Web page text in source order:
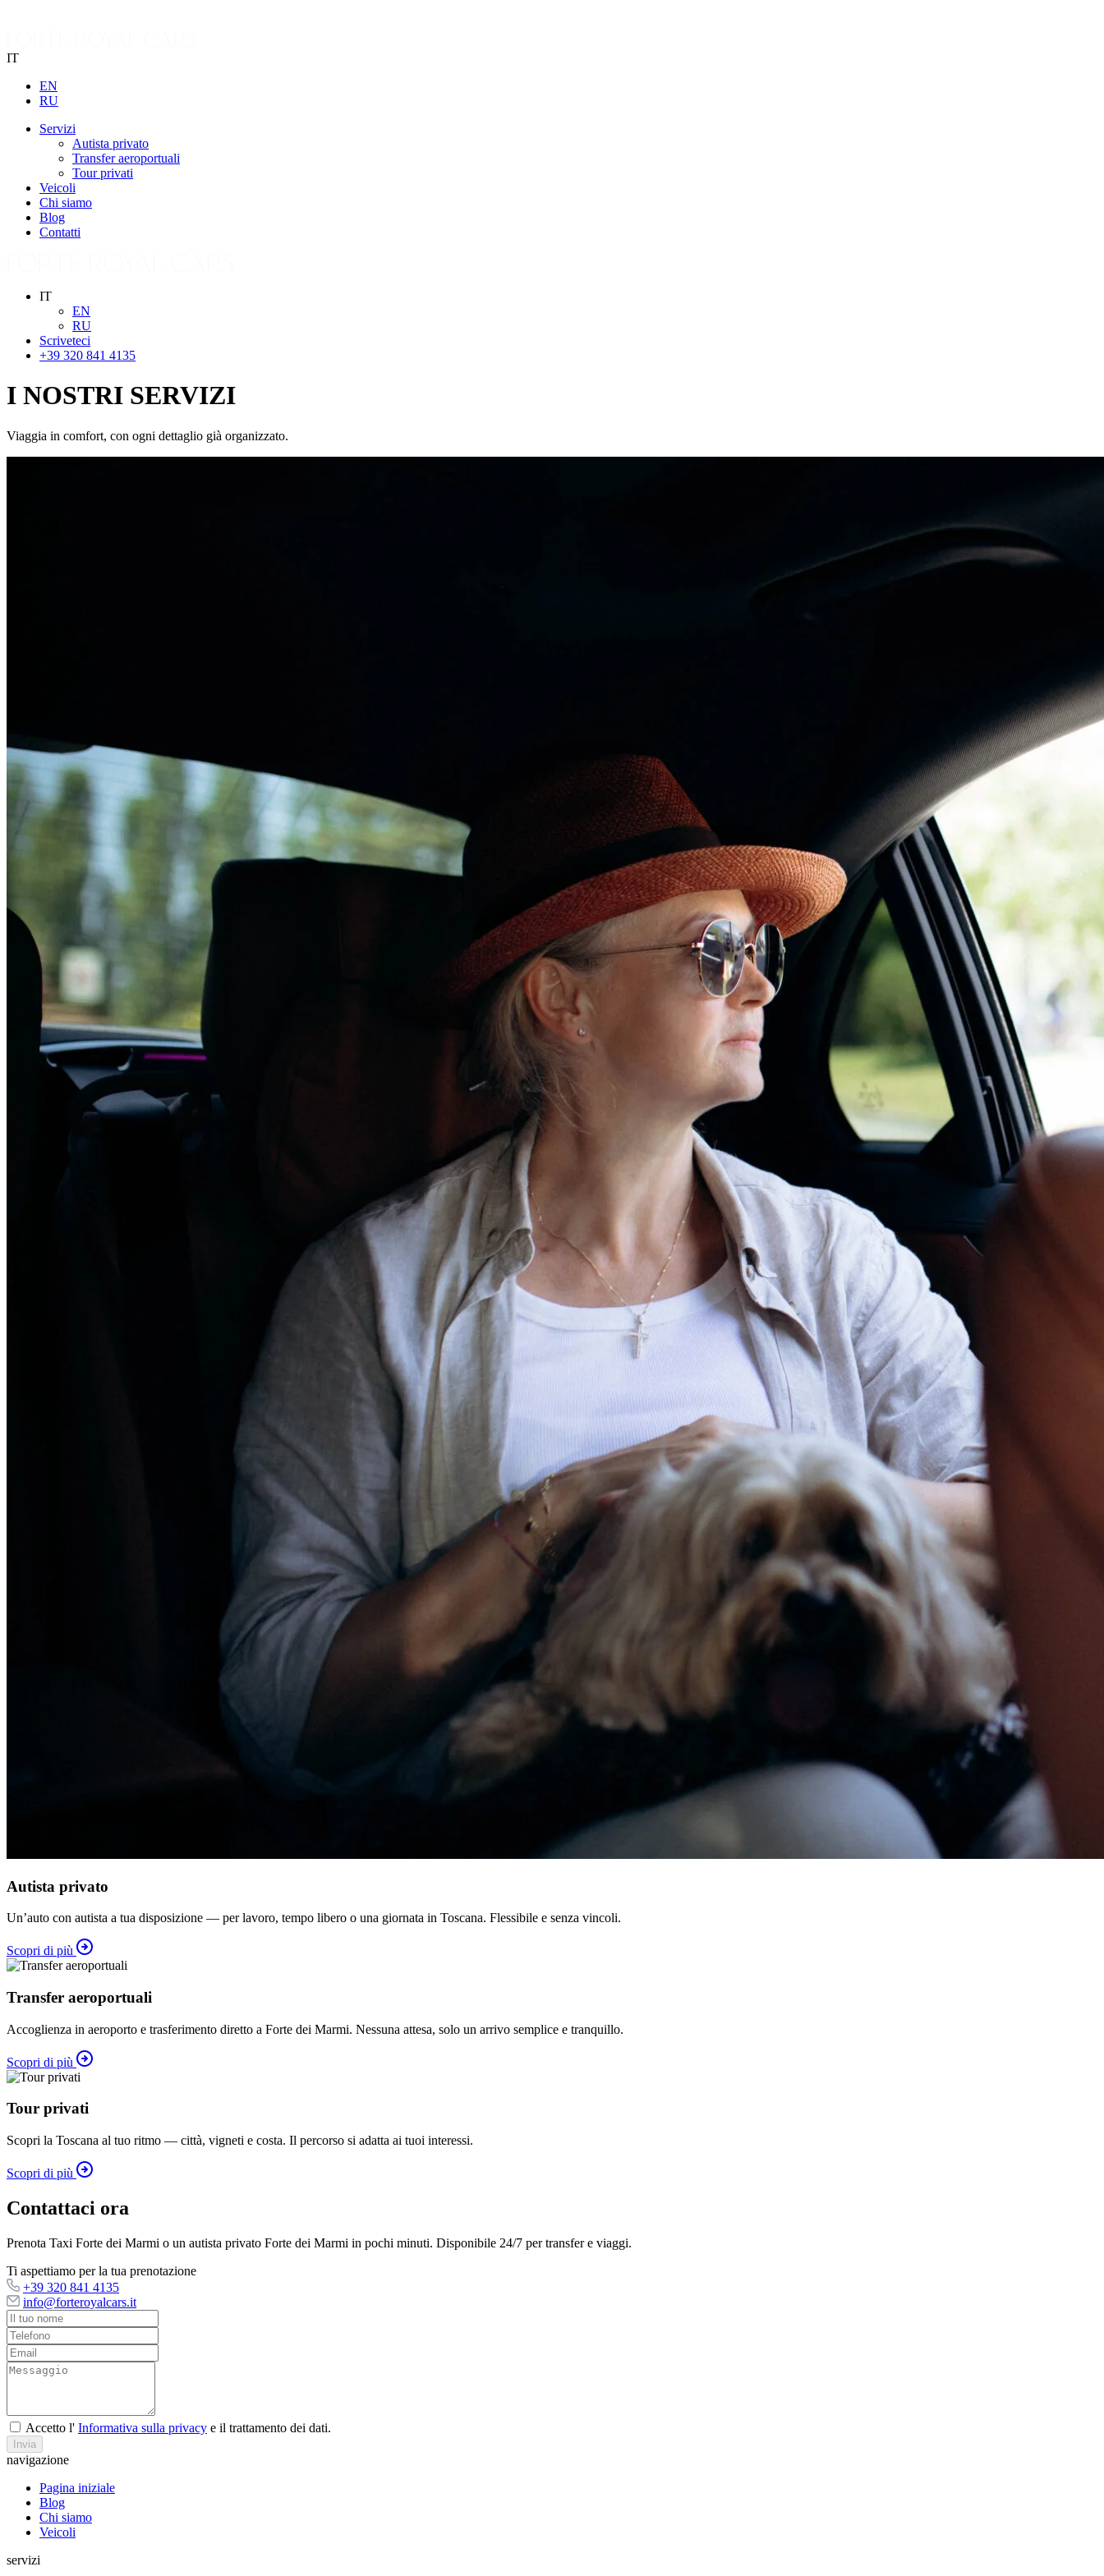
IT
EN
RU
Servizi
Autista privato
Transfer aeroportuali
Tour privati
Veicoli
Chi siamo
Blog
Contatti
IT
EN
RU
Scriveteci
+39 320 841 4135
I NOSTRI SERVIZI
Viaggia in comfort, con ogni dettaglio già organizzato.
Autista privato
Un’auto con autista a tua disposizione — per lavoro, tempo libero o una giornata in Toscana. Flessibile e senza vincoli.
Scopri di più
Transfer aeroportuali
Accoglienza in aeroporto e trasferimento diretto a Forte dei Marmi. Nessuna attesa, solo un arrivo semplice e tranquillo.
Scopri di più
Tour privati
Scopri la Toscana al tuo ritmo — città, vigneti e costa. Il percorso si adatta ai tuoi interessi.
Scopri di più
Contattaci ora
Prenota Taxi Forte dei Marmi o un autista privato Forte dei Marmi in pochi minuti. Disponibile 24/7 per transfer e viaggi.
Ti aspettiamo per la tua prenotazione
+39 320 841 4135
info@forteroyalcars.it
Accetto l' Informativa sulla privacy e il trattamento dei dati.
Invia
navigazione
Pagina iniziale
Blog
Chi siamo
Veicoli
servizi